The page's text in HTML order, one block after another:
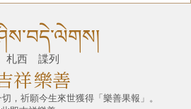
札西 諜列
祥樂善
，祈願今生來世獲得「樂善果報」。